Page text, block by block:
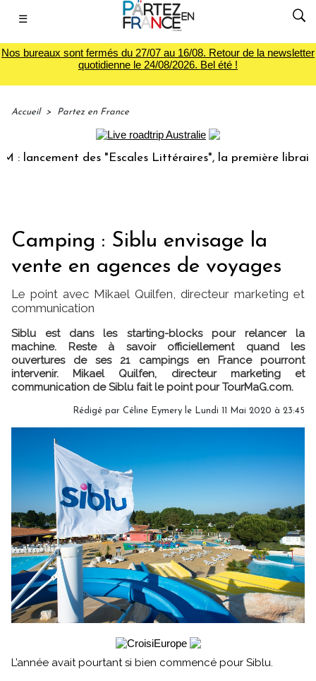
☰
Nos bureaux sont fermés du 27/07 au 16/08. Retour de la newsletter
quotidienne le 24/08/2026. Bel été !
Accueil > Partez en France
des "Escales Littéraires", la première librairie du
Camping : Siblu envisage la
vente en agences de voyages
Le point avec Mikael Quilfen, directeur marketing et
communication
Siblu est dans les starting-blocks pour relancer la
machine. Reste à savoir officiellement quand les
ouvertures de ses 21 campings en France pourront
intervenir. Mikael Quilfen, directeur marketing et
communication de Siblu fait le point pour TourMaG.com.
Rédigé par Céline Eymery le Lundi 11 Mai 2020 à 23:45
L’année avait pourtant si bien commencé pour Siblu.